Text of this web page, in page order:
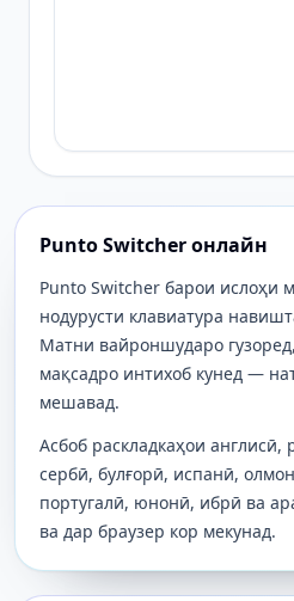
Punto Switcher онлайн
Punto Switcher барои ислоҳи
нодурусти клавиатура
Матни вайроншударо
мақсадро интихоб кунед —
мешавад.
Асбоб раскладкаҳои англисӣ,
сербӣ, булғорӣ, испанӣ,
португалӣ, юнонӣ, ибрӣ ва
ва дар браузер кор мекунад.